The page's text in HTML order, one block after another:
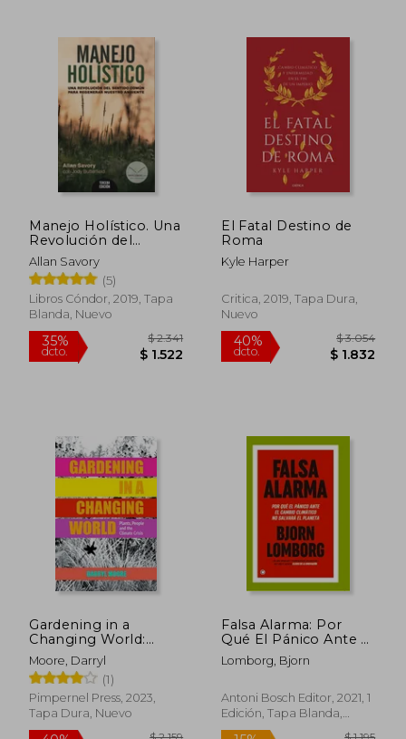
50%
dcto.
45%
dcto.
Manejo Holístico. Una
Revolución del
Sentido Común Para
Regenerar Nuestro
Ambiente - Allan
Savory; Jody
Butterfield - Libro
Allan Savory
(5)
Libros Cóndor, 2019, Tapa
Blanda, Nuevo
35%
El Fatal Destino de
Roma
Kyle Harper
Critica, 2019, Tapa Dura,
Nuevo
40%
Gardening in a
Changing World:
Plants, People and
the Climate Crisis (en
Inglés)
Moore, Darryl
(1)
Pimpernel Press, 2023,
Tapa Dura, Nuevo
Falsa Alarma: Por
Qué El Pánico Ante El
Cambio Climáatico
No Salvará El Planeta
Lomborg, Bjorn
Antoni Bosch Editor, 2021, 1
Edición, Tapa Blanda,
Nuevo